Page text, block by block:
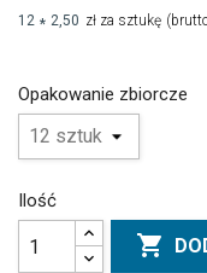
12 * 2,50 zł za sztukę
Opakowanie zbiorcze
Ilość
